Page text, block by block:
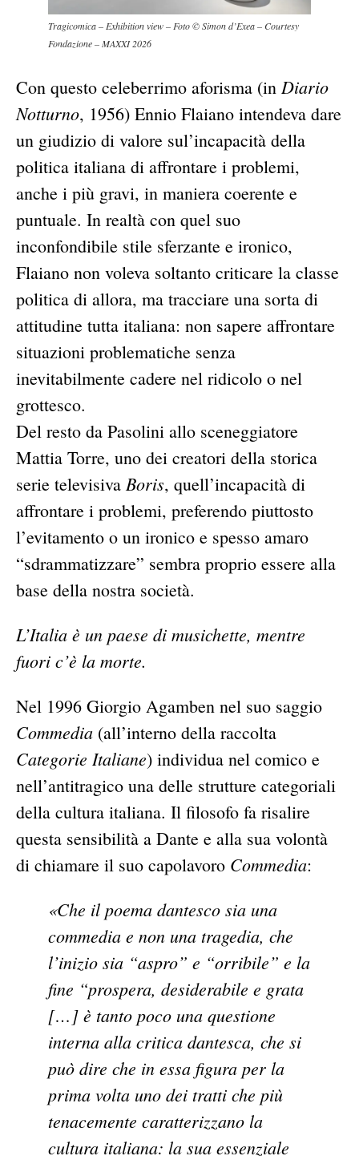
Tragicomica – Exhibition view – Foto © Simon d’Exea – Courtesy
Fondazione – MAXXI 2026
Con questo celeberrimo aforisma (in Diario
Notturno, 1956) Ennio Flaiano intendeva dare
un giudizio di valore sul’incapacità della
politica italiana di affrontare i problemi,
anche i più gravi, in maniera coerente e
puntuale. In realtà con quel suo
inconfondibile stile sferzante e ironico,
Flaiano non voleva soltanto criticare la classe
politica di allora, ma tracciare una sorta di
attitudine tutta italiana: non sapere affrontare
situazioni problematiche senza
inevitabilmente cadere nel ridicolo o nel
grottesco.
Del resto da Pasolini allo sceneggiatore
Mattia Torre, uno dei creatori della storica
serie televisiva Boris, quell’incapacità di
affrontare i problemi, preferendo piuttosto
l’evitamento o un ironico e spesso amaro
“sdrammatizzare” sembra proprio essere alla
base della nostra società.
L’Italia è un paese di musichette, mentre
fuori c’è la morte.
Nel 1996 Giorgio Agamben nel suo saggio
Commedia (all’interno della raccolta
Categorie Italiane) individua nel comico e
nell’antitragico una delle strutture categoriali
della cultura italiana. Il filosofo fa risalire
questa sensibilità a Dante e alla sua volontà
di chiamare il suo capolavoro Commedia:
«Che il poema dantesco sia una
commedia e non una tragedia, che
l’inizio sia “aspro” e “orribile” e la
fine “prospera, desiderabile e grata
[…] è tanto poco una questione
interna alla critica dantesca, che si
può dire che in essa figura per la
prima volta uno dei tratti che più
tenacemente caratterizzano la
cultura italiana: la sua essenziale